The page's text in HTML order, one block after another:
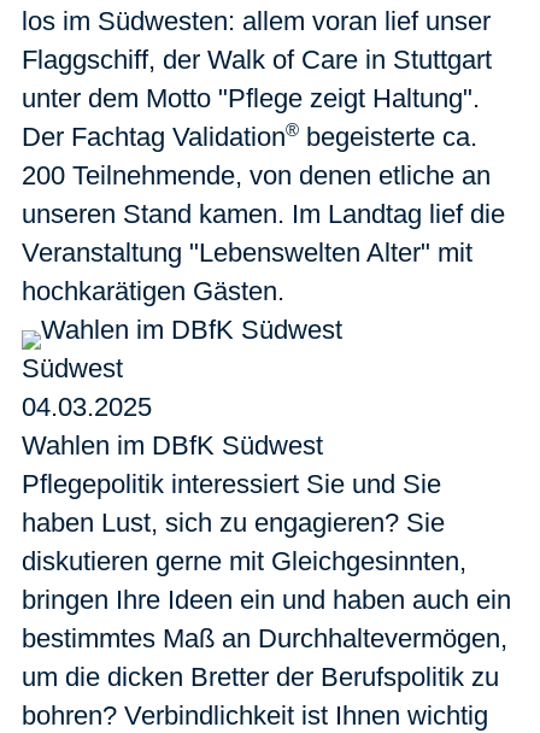
los im Südwesten: allem voran lief unser
Flaggschiff, der Walk of Care in Stuttgart
unter dem Motto "Pflege zeigt Haltung".
Der Fachtag Validation® begeisterte ca.
200 Teilnehmende, von denen etliche an
unseren Stand kamen. Im Landtag lief die
Veranstaltung "Lebenswelten Alter" mit
hochkarätigen Gästen.
Südwest
04.03.2025
Wahlen im DBfK Südwest
Pflegepolitik interessiert Sie und Sie
haben Lust, sich zu engagieren? Sie
diskutieren gerne mit Gleichgesinnten,
bringen Ihre Ideen ein und haben auch ein
bestimmtes Maß an Durchhaltevermögen,
um die dicken Bretter der Berufspolitik zu
bohren? Verbindlichkeit ist Ihnen wichtig